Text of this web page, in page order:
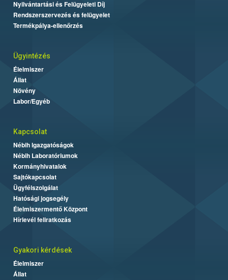
Nyilvántartási és Felügyeleti Díj
Rendszerszervezés és felügyelet
Termékpálya-ellenőrzés
Ügyintézés
Élelmiszer
Állat
Növény
Labor/Egyéb
Kapcsolat
Nébih Igazgatóságok
Nébih Laboratóriumok
Kormányhivatalok
Sajtókapcsolat
Ügyfélszolgálat
Hatósági jogsegély
Élelmiszermentő Központ
Hírlevél feliratkozás
Gyakori kérdések
Élelmiszer
Állat